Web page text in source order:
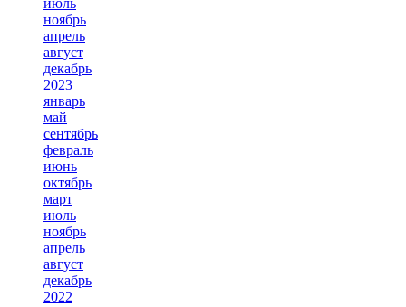
июль
ноябрь
апрель
август
декабрь
2023
январь
май
сентябрь
февраль
июнь
октябрь
март
июль
ноябрь
апрель
август
декабрь
2022